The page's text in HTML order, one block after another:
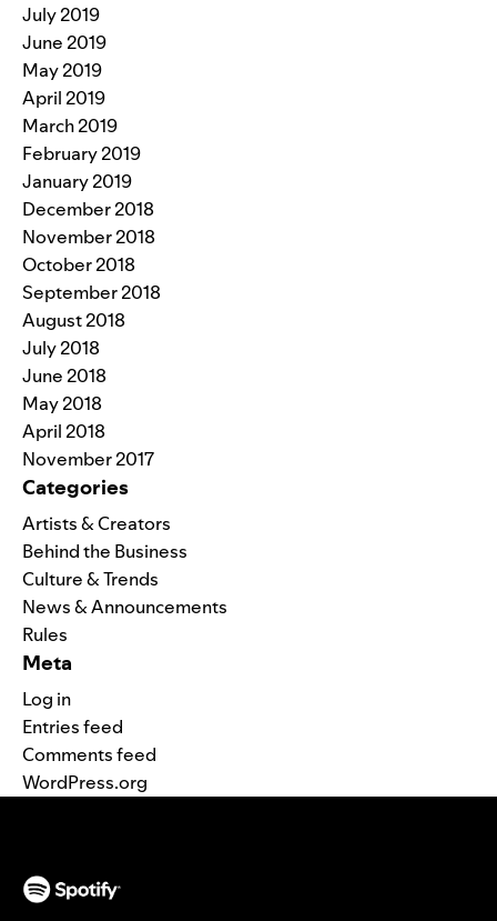
July 2019
June 2019
May 2019
April 2019
March 2019
February 2019
January 2019
December 2018
November 2018
October 2018
September 2018
August 2018
July 2018
June 2018
May 2018
April 2018
November 2017
Categories
Artists & Creators
Behind the Business
Culture & Trends
News & Announcements
Rules
Meta
Log in
Entries feed
Comments feed
WordPress.org